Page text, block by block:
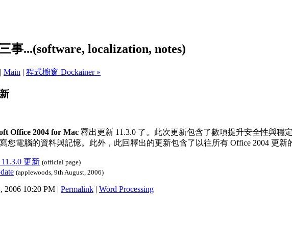
事...(software, localization, notes)
| Main | 程式櫥窗 Dockainer »
Office 2004 for Mac 釋出更新 11.3.0 了。此次更新包含了數項提升安全性與
您電腦的資料與記憶。此外，此回釋出的更新包含了以往所有 Office 2004 更新
更新 (official page)
(applewoods, 9th August, 2006)
2006 10:20 PM | Permalink | Word Processing